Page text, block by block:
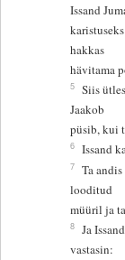
Issand
hakkas
hävitama
5 Siis
Jaakob
püsib, kui
6 Issand
7 Ta
looditud
müüril ja
8 Ja
vastasin: